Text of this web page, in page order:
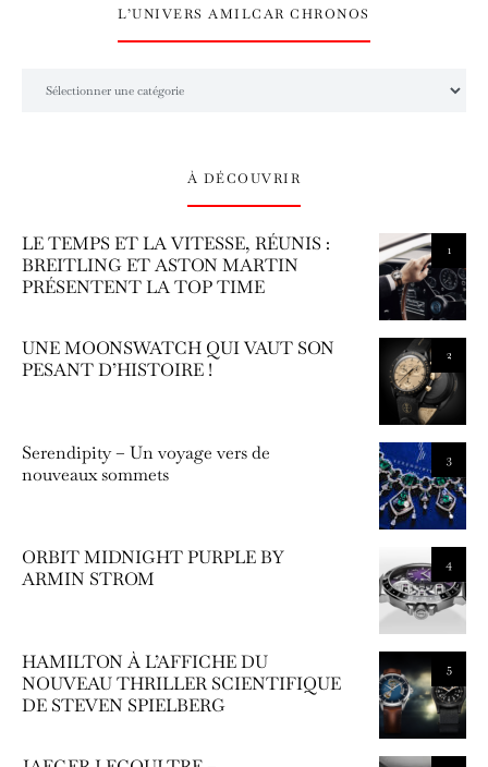
L’UNIVERS AMILCAR CHRONOS
À DÉCOUVRIR
1
LE TEMPS ET LA VITESSE, RÉUNIS :
BREITLING ET ASTON MARTIN
PRÉSENTENT LA TOP TIME
2
UNE MOONSWATCH QUI VAUT SON
PESANT D’HISTOIRE !
3
Serendipity – Un voyage vers de
nouveaux sommets
4
ORBIT MIDNIGHT PURPLE BY
ARMIN STROM
5
HAMILTON À L’AFFICHE DU
NOUVEAU THRILLER SCIENTIFIQUE
DE STEVEN SPIELBERG